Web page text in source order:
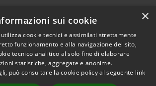
di accessibilità
Copyright © 2026 • Comune di
Spinone al Lago • Powered by
×
sui cookie
cookie tecnici e assimilati strettamente
funzionamento e alla navigazione del sito,
tecnico analitico al solo fine di elaborare
statistiche, aggregate e anonime.
può consultare la cookie policy al seguente link